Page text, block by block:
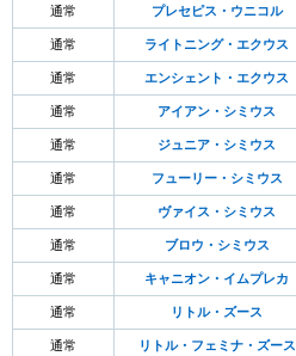
通常 プレセピス・ウニコル
通常 ライトニング・エクウス
通常 エンシェント・エクウス
通常 アイアン・シミウス
通常 ジュニア・シミウス
通常 フューリー・シミウス
通常 ヴァイス・シミウス
通常 ブロウ・シミウス
通常 キャニオン・イムプレカ
通常 リトル・ズース
通常 リトル・フェミナ・ズース